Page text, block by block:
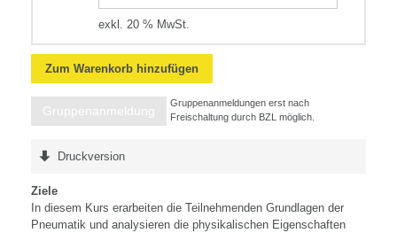
exkl. 20 % MwSt.
Zum Warenkorb hinzufügen
Gruppenanmeldung
Gruppenanmeldungen erst nach
Freischaltung durch BZL möglich.
Druckversion
Ziele
In diesem Kurs erarbeiten die Teilnehmenden Grundlagen der
Pneumatik und analysieren die physikalischen Eigenschaften